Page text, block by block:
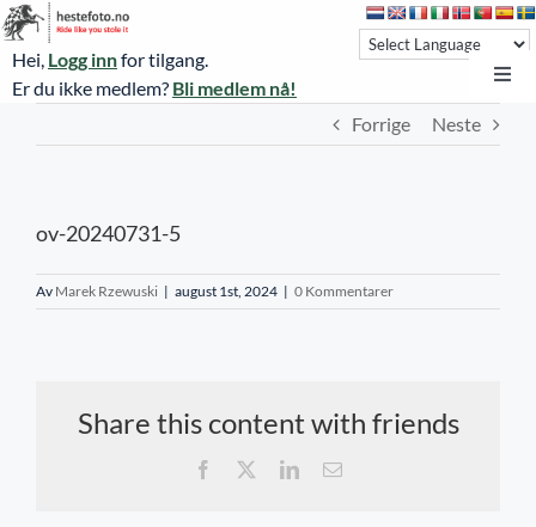
Skip
to
content
Hei, Logg innfor tilgang.
Er du ikke medlem? Bli medlem nå!
Øvrevoll treningsdager
NoARK
Forrige Neste
ov-20240731-5
Av Marek Rzewuski | august 1st, 2024 | 0 Kommentarer
Share this content with friends
Facebook LinkedIn
E-